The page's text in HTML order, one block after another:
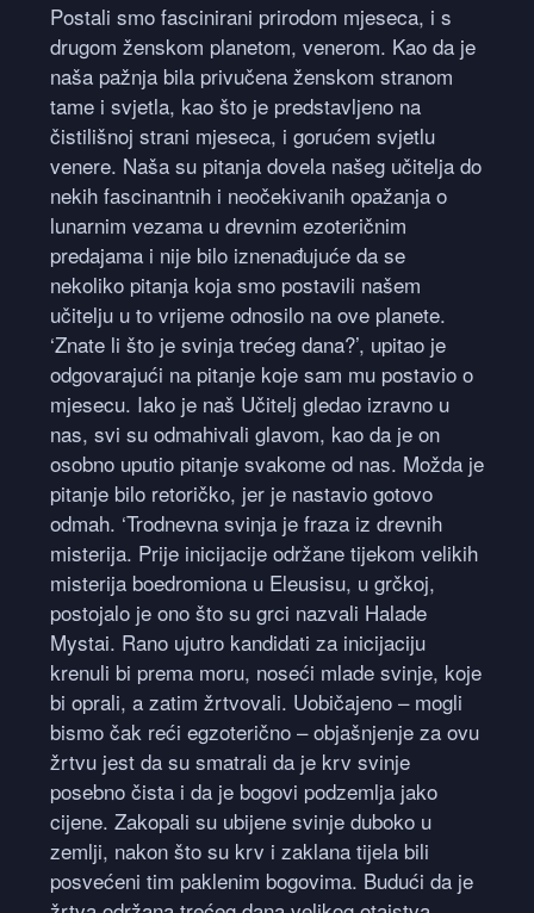
Postali smo fascinirani prirodom mjeseca, i s
drugom ženskom planetom, venerom. Kao da je
naša pažnja bila privučena ženskom stranom
tame i svjetla, kao što je predstavljeno na
čistilišnoj strani mjeseca, i gorućem svjetlu
venere. Naša su pitanja dovela našeg učitelja do
nekih fascinantnih i neočekivanih opažanja o
lunarnim vezama u drevnim ezoteričnim
predajama i nije bilo iznenađujuće da se
nekoliko pitanja koja smo postavili našem
učitelju u to vrijeme odnosilo na ove planete.
‘Znate li što je svinja trećeg dana?’, upitao je
odgovarajući na pitanje koje sam mu postavio o
mjesecu. Iako je naš Učitelj gledao izravno u
nas, svi su odmahivali glavom, kao da je on
osobno uputio pitanje svakome od nas. Možda je
pitanje bilo retoričko, jer je nastavio gotovo
odmah. ‘Trodnevna svinja je fraza iz drevnih
misterija. Prije inicijacije održane tijekom velikih
misterija boedromiona u Eleusisu, u grčkoj,
postojalo je ono što su grci nazvali Halade
Mystai. Rano ujutro kandidati za inicijaciju
krenuli bi prema moru, noseći mlade svinje, koje
bi oprali, a zatim žrtvovali. Uobičajeno – mogli
bismo čak reći egzoterično – objašnjenje za ovu
žrtvu jest da su smatrali da je krv svinje
posebno čista i da je bogovi podzemlja jako
cijene. Zakopali su ubijene svinje duboko u
zemlji, nakon što su krv i zaklana tijela bili
posvećeni tim paklenim bogovima. Budući da je